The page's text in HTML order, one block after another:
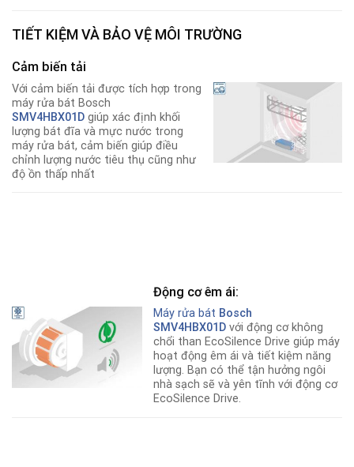
TIẾT KIỆM VÀ BẢO VỆ MÔI TRƯỜNG
Cảm biến tải
Với cảm biến tải được tích hợp trong
máy rửa bát Bosch
SMV4HBX01D giúp xác định khối
lượng bát đĩa và mực nước trong
máy rửa bát, cảm biến giúp điều
chỉnh lượng nước tiêu thụ cũng như
độ ồn thấp nhất
Động cơ êm ái:
Máy rửa bát Bosch
SMV4HBX01D với động cơ không
chổi than EcoSilence Drive giúp máy
hoạt động êm ái và tiết kiệm năng
lượng. Bạn có thể tận hưởng ngôi
nhà sạch sẽ và yên tĩnh với động cơ
EcoSilence Drive.